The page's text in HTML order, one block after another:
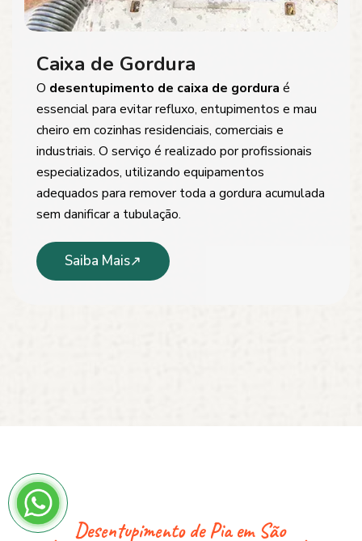
Caixa de Gordura
O desentupimento de caixa de gordura é
essencial para evitar refluxo, entupimentos e mau
cheiro em cozinhas residenciais, comerciais e
industriais. O serviço é realizado por profissionais
especializados, utilizando equipamentos
adequados para remover toda a gordura acumulada
sem danificar a tubulação.
Saiba Mais
Desentupimento de Pia em São